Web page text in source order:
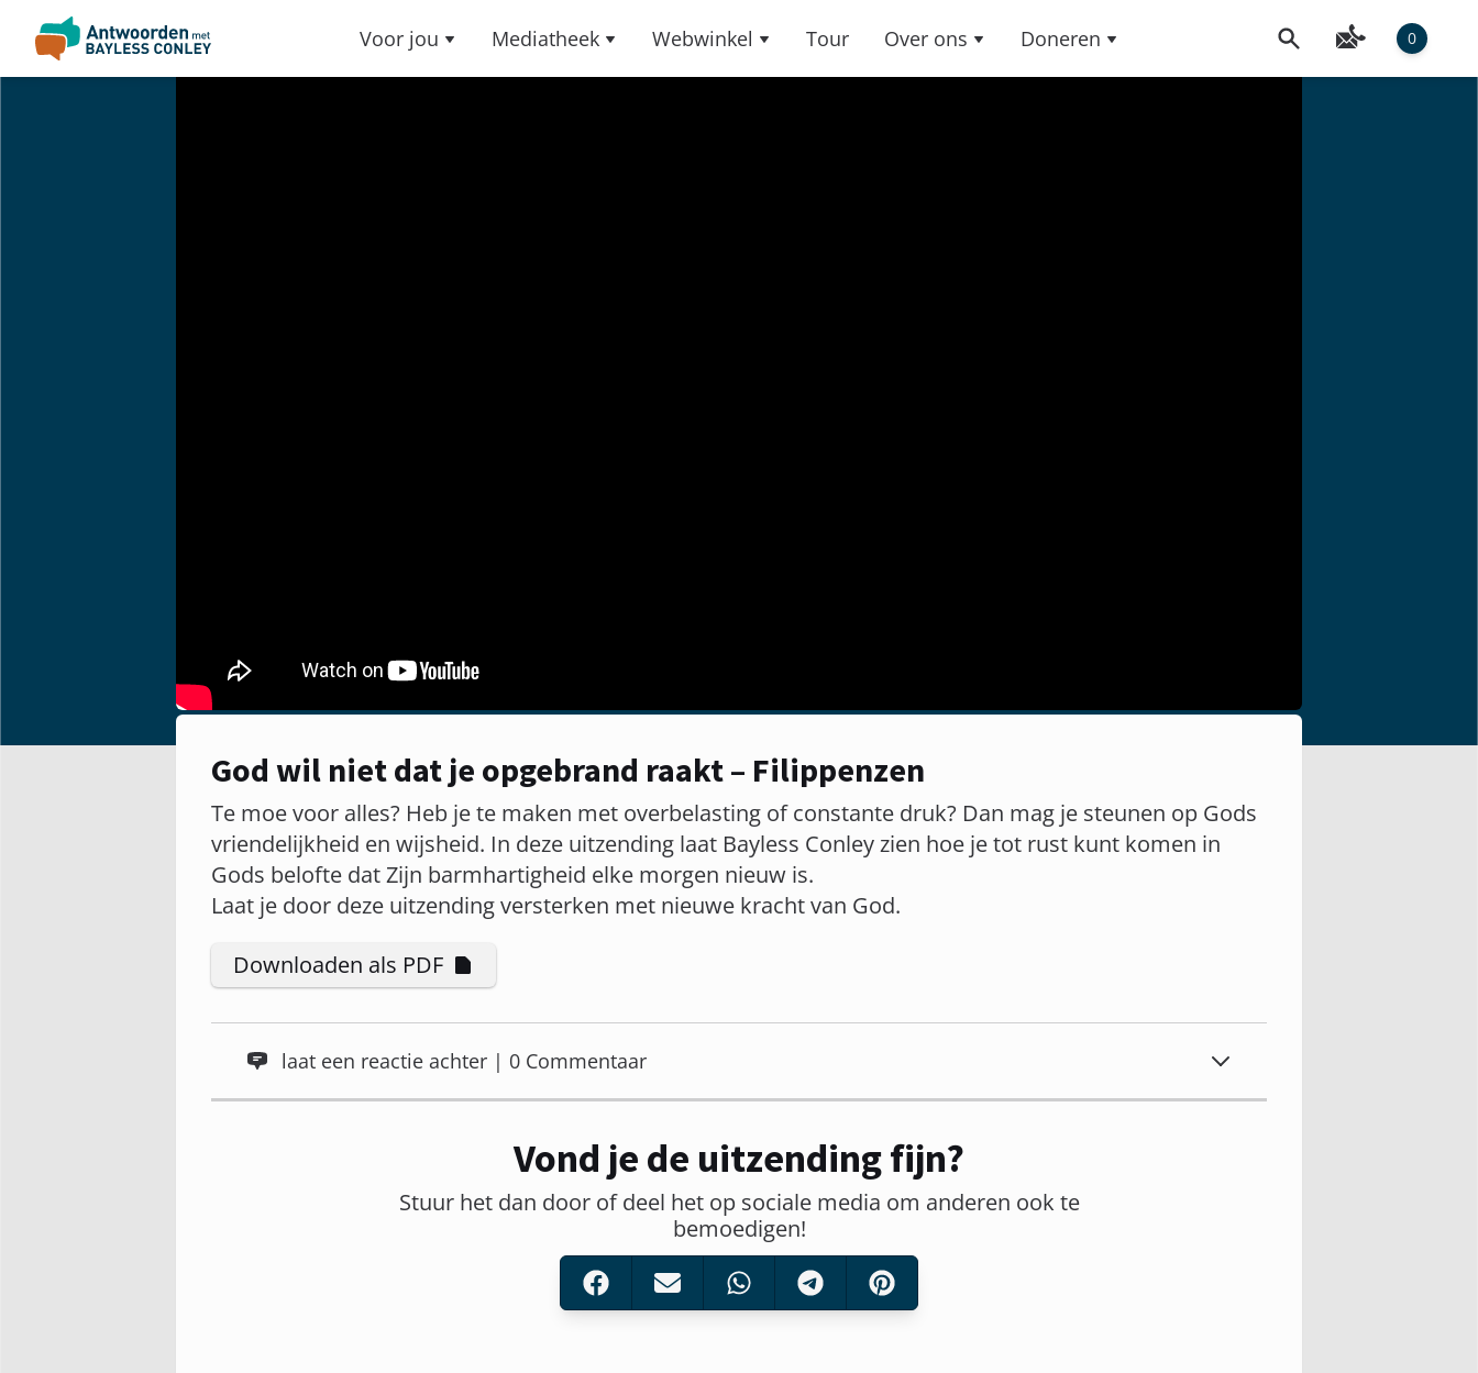
Voor jou Mediatheek Webwinkel Tour Over ons Doneren 0
God wil niet dat je opgebrand raakt – Filippenzen
Te moe voor alles? Heb je te maken met overbelasting of constante druk? Dan mag je steunen op Gods
vriendelijkheid en wijsheid. In deze uitzending laat Bayless Conley zien hoe je tot rust kunt komen in
Gods belofte dat Zijn barmhartigheid elke morgen nieuw is.
Laat je door deze uitzending versterken met nieuwe kracht van God.
Downloaden als PDF
laat een reactie achter | 0 Commentaar
Vond je de uitzending fijn?
Stuur het dan door of deel het op sociale media om anderen ook te
bemoedigen!